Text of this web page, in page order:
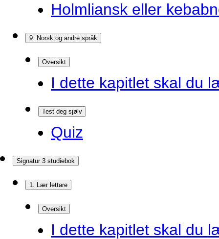
Holmliansk eller
9. Norsk og andre språk
Oversikt
I dette kapitlet skal du
Test deg sjølv
Quiz
Signatur 3 studiebok
1. Lær lettare
Oversikt
I dette kapitlet skal du